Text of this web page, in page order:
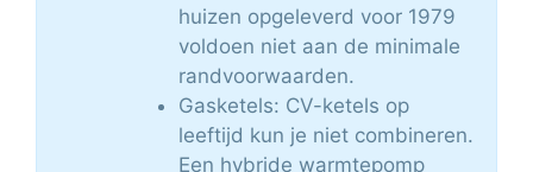
huizen opgeleverd voor 1979
voldoen niet aan de minimale
randvoorwaarden.
Gasketels: CV-ketels op
leeftijd kun je niet combineren.
Een hybride warmtepomp